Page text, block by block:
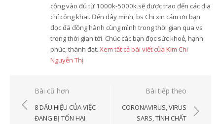
cộng vào đủ từ 1000k-5000k sẽ được trao đến các địa
chỉ công khai. Đến đây mình, bs Chi xin cảm ơn bạn
đọc đã đồng hành cùng mình trong thời gian qua vs
trong thời gian tới. Chúc các bạn đọc sức khoẻ, hạnh
phúc, thành đạt. Xem tất cả bài viết của Kim Chi
Nguyễn Thị
Điều
hướng
Bài cũ hơn
8 DẤU HIỆU CỦA VIỆC
ĐANG BỊ TỔN HẠI
Bài tiếp theo
CORONAVIRUS, VIRUS
SARS, TÍNH CHẤT